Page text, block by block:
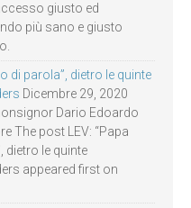
giusto ed
più sano e giusto
di parola”, dietro le quinte
Dicembre 29, 2020
Dario Edoardo
The post LEV: “Papa
dietro le quinte
appeared first on